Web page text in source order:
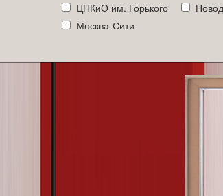
ЦПКиО им. Горького
Москва-Сити